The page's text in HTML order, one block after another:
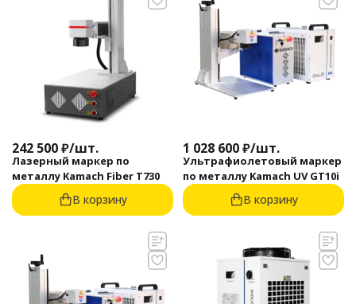
242 500₽/шт.
Лазерный маркер по
металлу Kamach Fiber T730
В корзину
1 028 600₽/шт.
Ультрафиолетовый маркер
по металлу Kamach UV GT10i
В корзину